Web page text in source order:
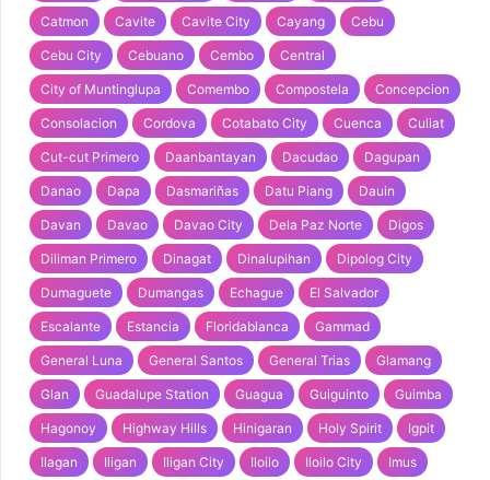
Catmon Cavite Cavite City Cayang Cebu
Cebu City Cebuano Cembo Central
City of Muntinglupa Comembo Compostela Concepcion
Consolacion Cordova Cotabato City Cuenca Culiat
Cut-cut Primero Daanbantayan Dacudao Dagupan
Danao Dapa Dasmariñas Datu Piang Dauin
Davan Davao Davao City Dela Paz Norte Digos
Diliman Primero Dinagat Dinalupihan Dipolog City
Dumaguete Dumangas Echague El Salvador
Escalante Estancia Floridablanca Gammad
General Luna General Santos General Trias Glamang
Glan Guadalupe Station Guagua Guiguinto Guimba
Hagonoy Highway Hills Hinigaran Holy Spirit Igpit
Ilagan Iligan Iligan City Iloilo Iloilo City Imus